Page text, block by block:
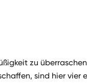
zu
sind hier